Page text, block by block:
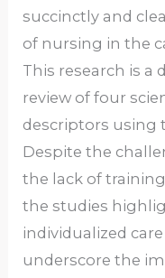
succinctly and
of nursing in the
This research is a
review of four
descriptors using
Despite the
the lack of
the studies
individualized
underscore the